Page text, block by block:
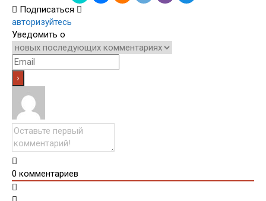
Подписаться
авторизуйтесь
Уведомить о
0 комментариев